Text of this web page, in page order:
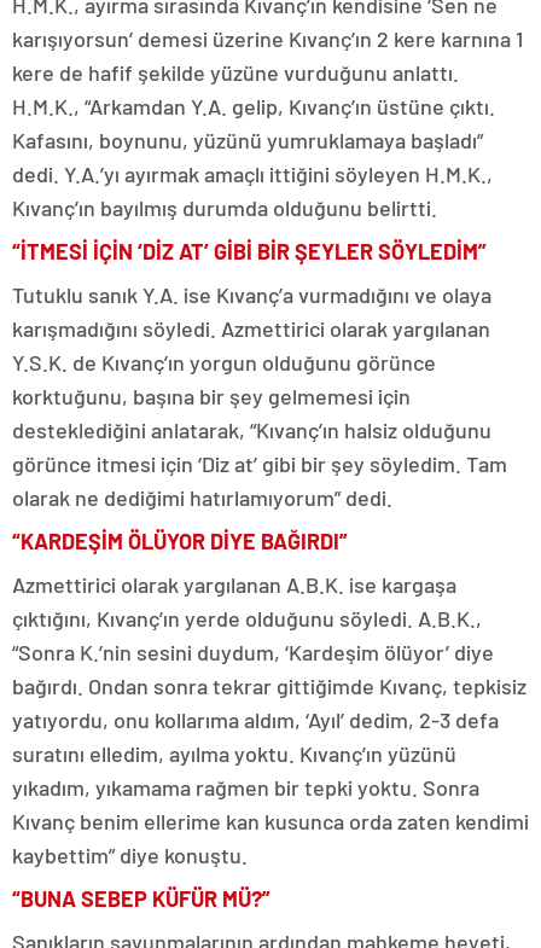
karışıyorsun’ demesi üzerine Kıvanç’ın 2 kere karnına 1
kere de hafif şekilde yüzüne vurduğunu anlattı.
H.M.K., “Arkamdan Y.A. gelip, Kıvanç’ın üstüne çıktı.
Kafasını, boynunu, yüzünü yumruklamaya başladı”
dedi. Y.A.’yı ayırmak amaçlı ittiğini söyleyen H.M.K.,
Kıvanç’ın bayılmış durumda olduğunu belirtti.
“İTMESİ İÇİN ‘DİZ AT’ GİBİ BİR ŞEYLER SÖYLEDİM”
Tutuklu sanık Y.A. ise Kıvanç’a vurmadığını ve olaya
karışmadığını söyledi. Azmettirici olarak yargılanan
Y.S.K. de Kıvanç’ın yorgun olduğunu görünce
korktuğunu, başına bir şey gelmemesi için
desteklediğini anlatarak, “Kıvanç’ın halsiz olduğunu
görünce itmesi için ‘Diz at’ gibi bir şey söyledim. Tam
olarak ne dediğimi hatırlamıyorum” dedi.
“KARDEŞİM ÖLÜYOR DİYE BAĞIRDI”
Azmettirici olarak yargılanan A.B.K. ise kargaşa
çıktığını, Kıvanç’ın yerde olduğunu söyledi. A.B.K.,
“Sonra K.’nin sesini duydum, ‘Kardeşim ölüyor’ diye
bağırdı. Ondan sonra tekrar gittiğimde Kıvanç, tepkisiz
yatıyordu, onu kollarıma aldım, ‘Ayıl’ dedim, 2-3 defa
suratını elledim, ayılma yoktu. Kıvanç’ın yüzünü
yıkadım, yıkamama rağmen bir tepki yoktu. Sonra
Kıvanç benim ellerime kan kusunca orda zaten kendimi
kaybettim” diye konuştu.
“BUNA SEBEP KÜFÜR MÜ?”
Sanıkların savunmalarının ardından mahkeme heyeti,